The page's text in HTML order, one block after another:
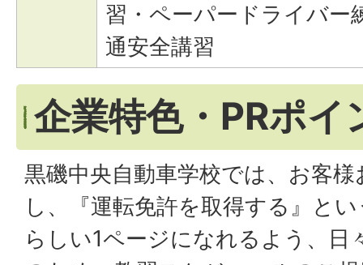
習・ペーパードライバー
通安全講習
企業特色・PRポイ
黒磯中央自動車学校では、お客
し、『運転免許を取得する』と
らしい1ページになれるよう、日